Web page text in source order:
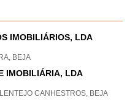
IMOBILIÁRIOS, LDA
BEJA
IMOBILIÁRIA, LDA
CANHESTROS, BEJA